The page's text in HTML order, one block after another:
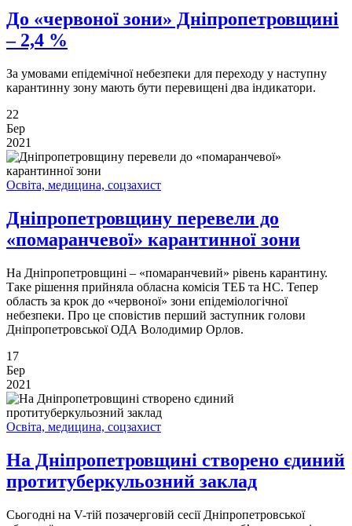
До «червоної зони» Дніпропетровщині
– 2,4 %
За умовами епідемічної небезпеки для переходу у наступну
карантинну зону мають бути перевищені два індикатори.
22
Бер
2021
Освіта, медицина, соцзахист
Дніпропетровщину перевели до
«помаранчевої» карантинної зони
На Дніпропетровщині – «помаранчевий» рівень карантину.
Таке рішення прийняла обласна комісія ТЕБ та НС. Тепер
область за крок до «червоної» зони епідеміологічної
небезпеки. Про це сповістив перший заступник голови
Дніпропетровської ОДА Володимир Орлов.
17
Бер
2021
Освіта, медицина, соцзахист
На Дніпропетровщині створено єдиний
протитуберкульозний заклад
Сьогодні на V-тій позачерговій сесії Дніпропетровської